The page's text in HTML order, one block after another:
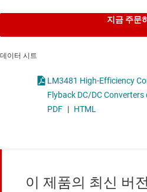
지금 주문
데이터 시트
LM3481 High-Efficiency
Flyback DC/DC Converters
PDF | HTML
이 제품의 최신 버